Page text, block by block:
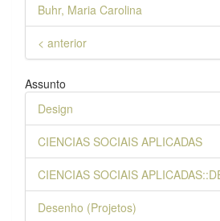
Buhr, Maria Carolina
< anterior
Assunto
Design
CIENCIAS SOCIAIS APLICADAS
CIENCIAS SOCIAIS
Desenho (Projetos)